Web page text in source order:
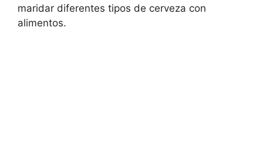
maridar diferentes tipos de cerveza con
alimentos.